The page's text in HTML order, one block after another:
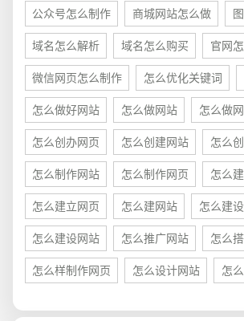
公众号怎么制作 商城网站怎么做
域名怎么解析 域名怎么购买 官网
微信网页怎么制作 怎么优化关键词
怎么做好网站 怎么做网站 怎么做
怎么创办网页 怎么创建网站 怎么
怎么制作网站 怎么制作网页 怎么
怎么建立网页 怎么建网站 怎么建
怎么建设网站 怎么推广网站 怎么
怎么样制作网页 怎么设计网站 怎
您的预算 1万-3万